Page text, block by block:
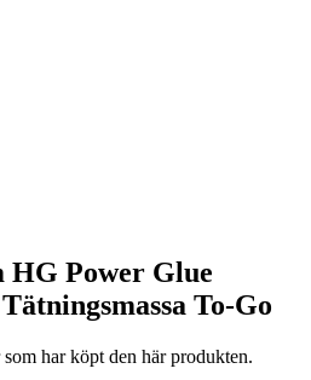
Power Glue
To-Go
har köpt den här produkten.